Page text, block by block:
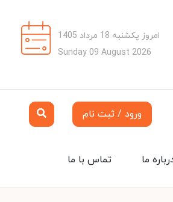
امروز یکشنبه 18 مرداد 1405
Sunday 09 August 2026
ورود / ثبت نام
تماس با ما ما